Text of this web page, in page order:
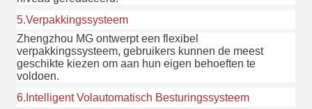
5.Verpakkingssysteem
Zhengzhou MG ontwerpt een flexibel
verpakkingssysteem, gebruikers kunnen de meest
geschikte kiezen om aan hun eigen behoeften te
voldoen.
6.Intelligent Volautomatisch Besturingssysteem